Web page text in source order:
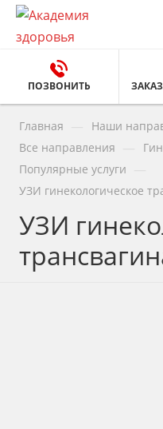
ПОЗВОНИТЬ
Главная Наши
Все направления
Популярные услуги
УЗИ гинекологическое
УЗИ